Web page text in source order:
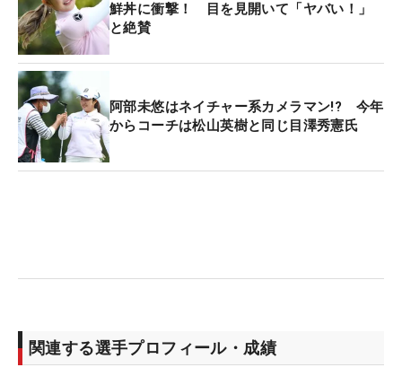
の。こういう風に撮りたいとか考える時間がすごく
好き。集中力や諦めない気持ちが大事なところは、
ゴルフと通ずるかな」。もし優勝賞金が手に入った
ら、カメラではなくプロカメラマンが使う単焦点の
レンズが欲しいとのことだ。
鮮丼に衝撃！ 目を見開いて「ヤバい！」
と絶賛
阿部未悠はネイチャー系カメラマン!? 今年
からコーチは松山英樹と同じ目澤秀憲氏
関連する選手プロフィール・成績